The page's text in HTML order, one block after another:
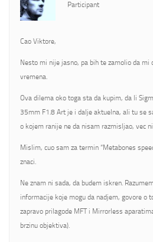
Participant
Cao Viktore,
Nesto mi nije jasno, pa bih te zamolio da mi
vremena.
Ova dilema oko toga sta da kupim, da li
35mm F1.8 Art je i dalje aktuelna, ali tu se
o kojem ranije ne da nisam razmisljao, vec
Mislim, cuo sam za termin “Metabones
znaci.
Ne znam ni sada, da budem iskren.
informacije koje mogu da nadjem, govore o
zapravo prilagode MFT i Mirrorless
brzinu objektiva).